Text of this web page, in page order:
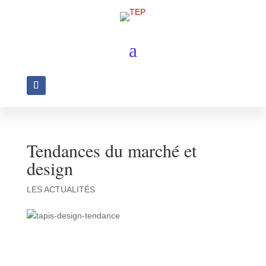
Tendances du marché et
design
LES ACTUALITÉS